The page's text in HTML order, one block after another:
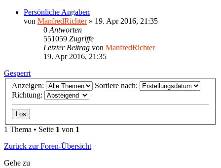
Persönliche Angaben
von ManfredRichter» 19. Apr 2016, 21:35
0 Antworten
551059 Zugriffe
Letzter Beitrag von ManfredRichter
19. Apr 2016, 21:35
Gesperrt
Anzeigen:
Sortiere nach:
Richtung:
1 Thema • Seite 1 von 1
Zurück zur Foren-Übersicht
Gehe zu